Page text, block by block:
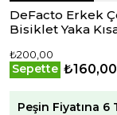
DeFacto Erkek
Bisiklet Yaka
₺200,00
Sepette ₺160,00
Peşin Fiyatına 6